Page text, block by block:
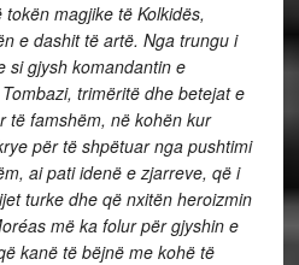
magjike të Kolkidës,
e dashit të artë. Nga trungu i
si gjysh komandantin e
trimëritë dhe betejat e
të famshëm, në kohën kur
për të shpëtuar nga pushtimi
ai pati idenë e zjarreve, që i
turke dhe që nxitën heroizmin
më ka folur për gjyshin e
kanë të bëjnë me kohë të